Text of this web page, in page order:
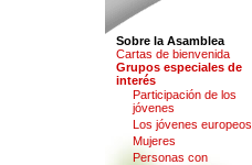
Sobre la Asamblea
Cartas de bienvenida
Grupos especiales de
interés
Participación de los
jóvenes
L os jóvenes europeos
Mujeres
Personas con